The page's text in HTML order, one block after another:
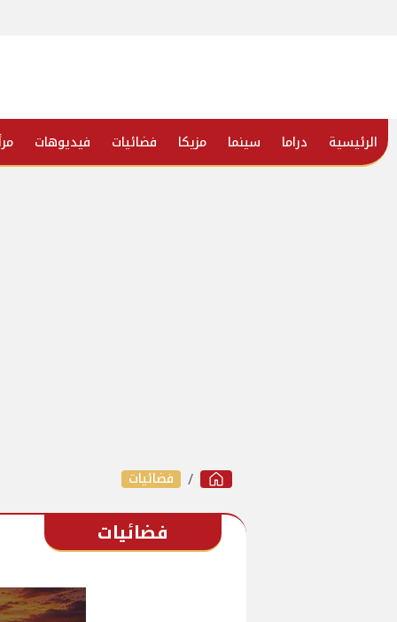
الرئيسية دراما سينما مزيكا فضائيات فيديوهات
فضائيات
فضائيات